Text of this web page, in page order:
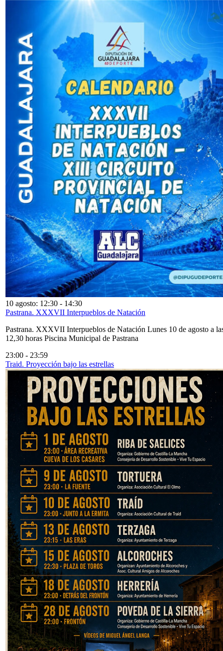
10 agosto: 12:30 - 14:30
Pastrana. XXXVII Interpueblos de Natación
Pastrana. XXXVII Interpueblos de Natación Lunes 10 de agosto a
12,30 horas Piscina Municipal de Pastrana
23:00 - 23:59
Traid. Proyección bajo las estrellas